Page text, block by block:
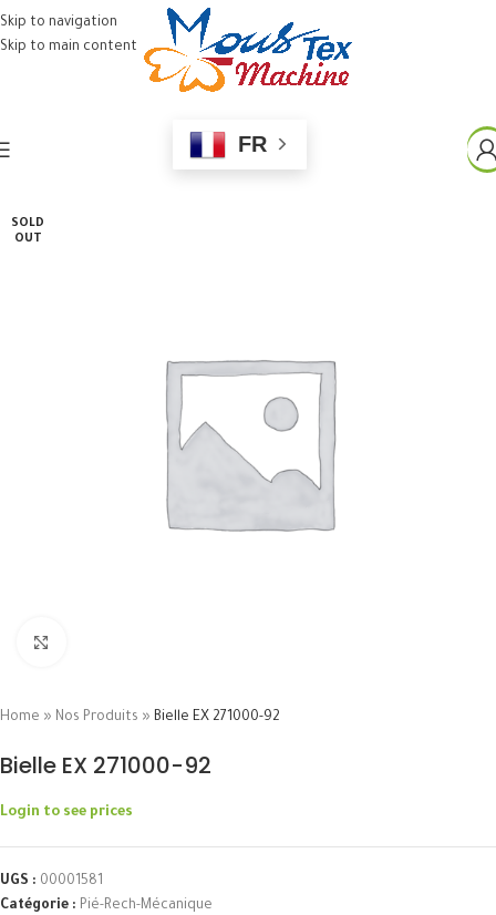
Skip to navigation
Skip to main content
FR
SOLD
OUT
Home » Nos Produits » Bielle EX 271000-92
Bielle EX 271000-92
Login to see prices
UGS : 00001581
Catégorie : Pié-Rech-Mécanique